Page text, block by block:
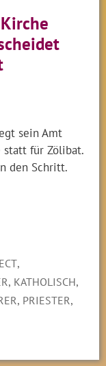
sein Amt
für Zölibat.
den Schritt.
,
, KATHOLISCH,
, PRIESTER,